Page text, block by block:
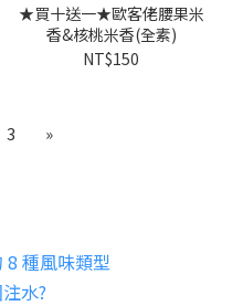
★買十送一★歐客佬腰果米
香&核桃米香(全素)
NT$150
3 »
種風味類型
水?